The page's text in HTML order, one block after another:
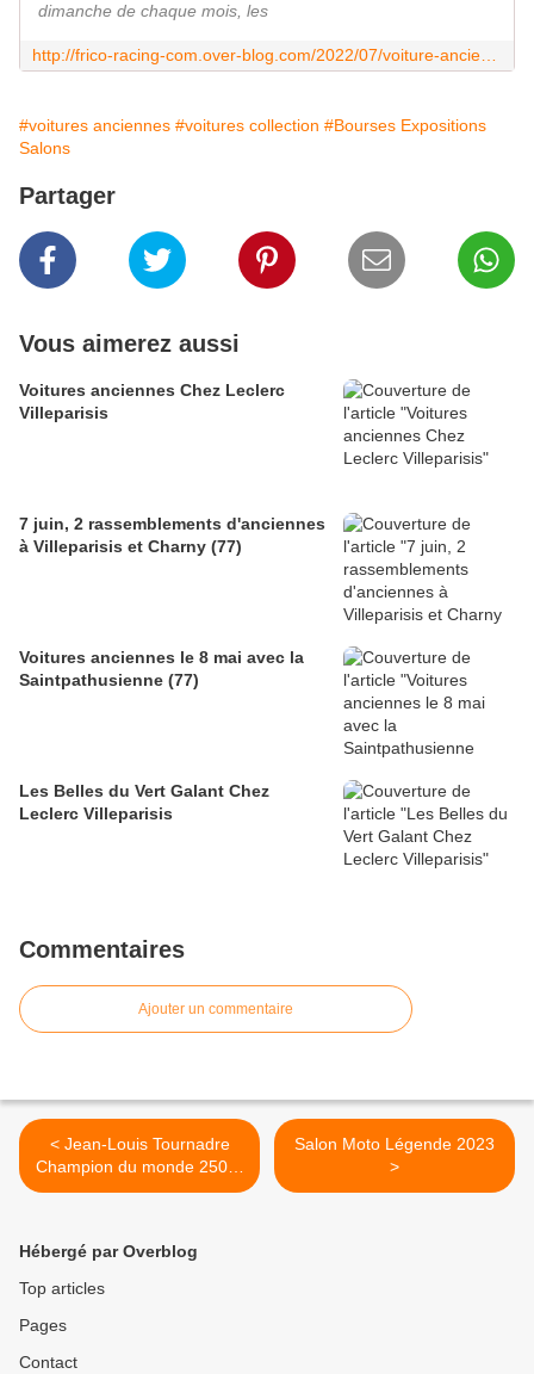
dimanche de chaque mois, les
#voitures anciennes #voitures collection #Bourses Expositions
Salons
Partager
Vous aimerez aussi
Voitures anciennes Chez Leclerc
Villeparisis
7 juin, 2 rassemblements d'anciennes
à Villeparisis et Charny (77)
Voitures anciennes le 8 mai avec la
Saintpathusienne (77)
Les Belles du Vert Galant Chez
Leclerc Villeparisis
Commentaires
Ajouter un commentaire
< Jean-Louis Tournadre
Champion du monde 250cc
(1982)
Salon Moto Légende 2023
>
Hébergé par Overblog
Top articles
Pages
Contact